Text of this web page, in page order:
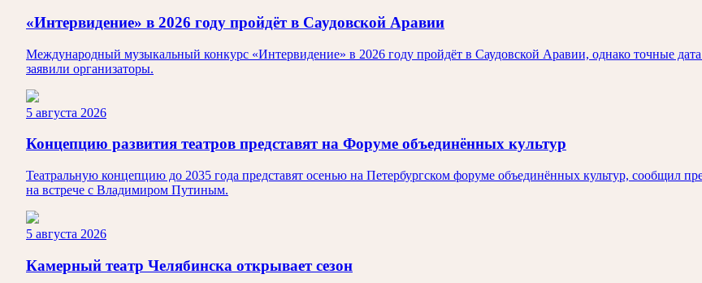
«Интервидение» в 2026 году пройдёт в Саудовской Аравии
Международный музыкальный конкурс «Интервидение» в 2026 году пройдёт в Саудовской Аравии, однако точные
заявили организаторы.
5 августа 2026
Концепцию развития театров представят на Форуме объединённых культур
Театральную концепцию до 2035 года представят осенью на Петербургском форуме объединённых культур, сообщил
на встрече с Владимиром Путиным.
5 августа 2026
Камерный театр Челябинска открывает сезон